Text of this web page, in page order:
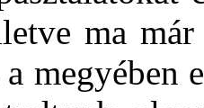
ma
megyében